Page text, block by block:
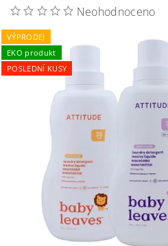
Neohodnoceno
VÝPRODEJ
EKO produkt
POSLEDNÍ KUSY